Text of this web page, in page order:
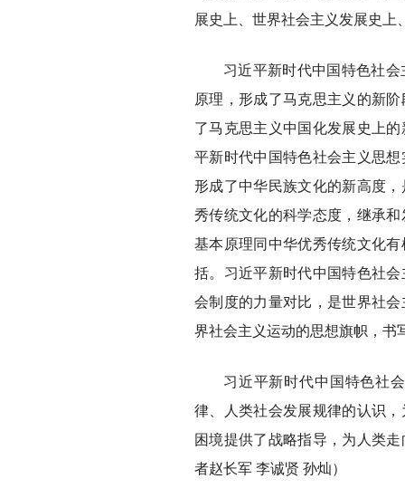
展史上、世界社会主义发展史
习近平新时代中国特色社
原理，形成了马克思主义的新
了马克思主义中国化发展史上
平新时代中国特色社会主义思
形成了中华民族文化的新高度
秀传统文化的科学态度，继承
基本原理同中华优秀传统文化
括。习近平新时代中国特色社
会制度的力量对比，是世界社
界社会主义运动的思想旗帜，书
习近平新时代中国特色社
律、人类社会发展规律的认识
困境提供了战略指导，为人类
者赵长军 李诚贤 孙灿）